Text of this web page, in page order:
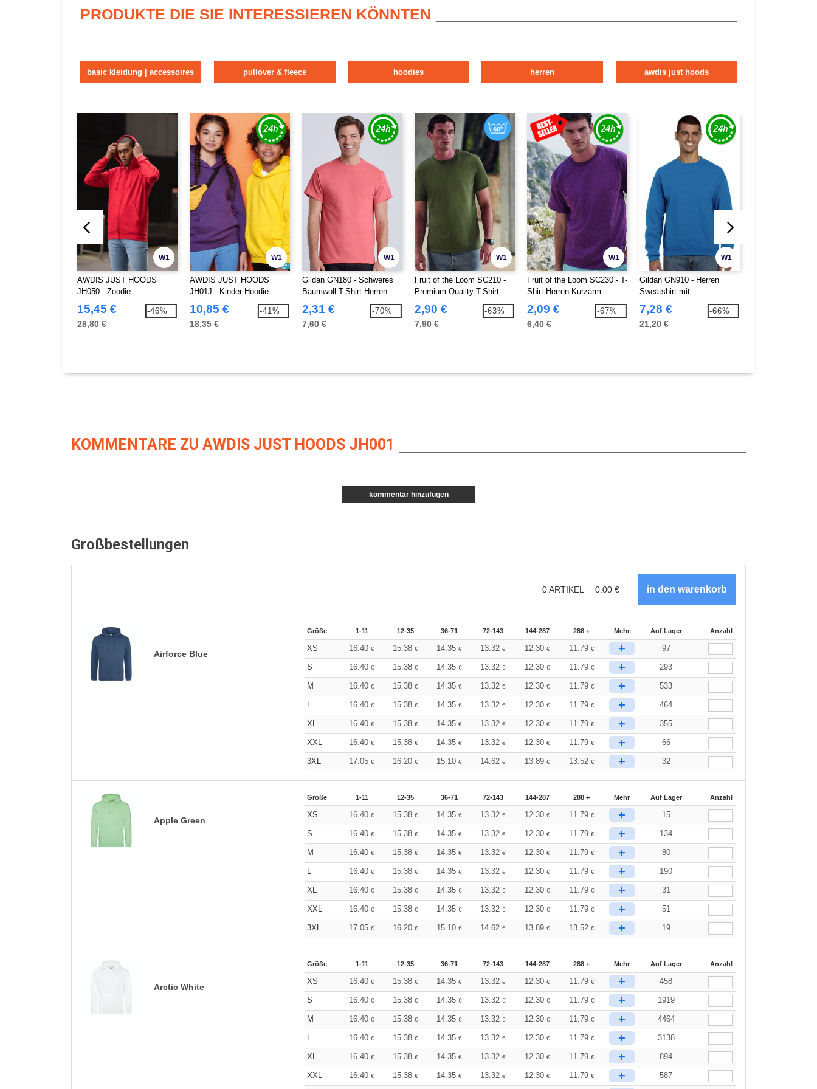
PRODUKTE DIE SIE INTERESSIEREN KÖNNTEN
basic kleidung | accessoires pullover & fleece hoodies herren awdis just hoods
W1
AWDIS JUST HOODS
JH050 - Zoodie
15,45 €
28,80 €
-46%
W1
AWDIS JUST HOODS
JH01J - Kinder Hoodie
10,85 €
18,35 €
-41%
W1
Gildan GN180 - Schweres
Baumwoll T-Shirt Herren
2,31 €
7,60 €
-70%
W1
Fruit of the Loom SC210 -
Premium Quality T-Shirt
2,90 €
7,90 €
-63%
W1
Fruit of the Loom SC230 - T-
Shirt Herren Kurzarm
2,09 €
6,40 €
-67%
W1
Gildan GN910 - Herren
Sweatshirt mit
Rundhalsausschnitt
7,28 €
21,20 €
-66%
KOMMENTARE ZU AWDIS JUST HOODS JH001
kommentar hinzufügen
Großbestellungen
0ARTIKEL 0.00 €
Airforce Blue
Größe 1-11 12-35 36-71 72-143 144-287 288 + Mehr Auf Lager Anzahl
XS 16.40€ 15.38€ 14.35€ 13.32€ 12.30 € 11.79 € + 97
S 16.40€ 15.38€ 14.35€ 13.32€ 12.30 € 11.79 € + 293
M 16.40€ 15.38€ 14.35€ 13.32€ 12.30 € 11.79 € + 533
L 16.40€ 15.38€ 14.35€ 13.32€ 12.30 € 11.79 € + 464
XL 16.40€ 15.38€ 14.35€ 13.32€ 12.30 € 11.79 € + 355
XXL 16.40€ 15.38€ 14.35€ 13.32€ 12.30 € 11.79 € + 66
3XL 17.05€ 16.20€ 15.10€ 14.62€ 13.89 € 13.52 € + 32
Apple Green
Größe 1-11 12-35 36-71 72-143 144-287 288 + Mehr Auf Lager Anzahl
XS 16.40€ 15.38€ 14.35€ 13.32€ 12.30 € 11.79 € + 15
S 16.40€ 15.38€ 14.35€ 13.32€ 12.30 € 11.79 € + 134
M 16.40€ 15.38€ 14.35€ 13.32€ 12.30 € 11.79 € + 80
L 16.40€ 15.38€ 14.35€ 13.32€ 12.30 € 11.79 € + 190
XL 16.40€ 15.38€ 14.35€ 13.32€ 12.30 € 11.79 € + 31
XXL 16.40€ 15.38€ 14.35€ 13.32€ 12.30 € 11.79 € + 51
3XL 17.05€ 16.20€ 15.10€ 14.62€ 13.89 € 13.52 € + 19
Arctic White
Größe 1-11 12-35 36-71 72-143 144-287 288 + Mehr Auf Lager Anzahl
XS 16.40€ 15.38€ 14.35€ 13.32€ 12.30 € 11.79 € + 458
S 16.40€ 15.38€ 14.35€ 13.32€ 12.30 € 11.79 € + 1919
M 16.40€ 15.38€ 14.35€ 13.32€ 12.30 € 11.79 € + 4464
L 16.40€ 15.38€ 14.35€ 13.32€ 12.30 € 11.79 € + 3138
XL 16.40€ 15.38€ 14.35€ 13.32€ 12.30 € 11.79 € + 894
XXL 16.40€ 15.38€ 14.35€ 13.32€ 12.30 € 11.79 € + 587